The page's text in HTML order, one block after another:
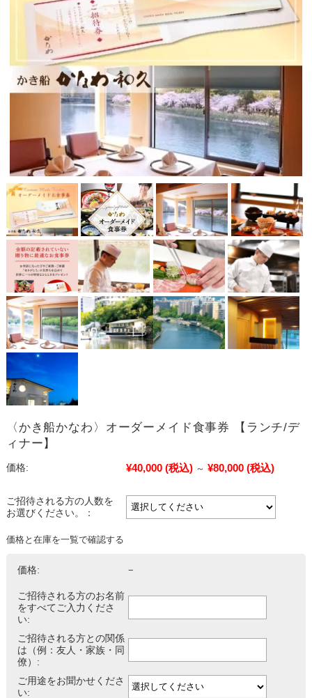
〈かき船かなわ〉オーダーメイド食事券 【ランチ/デ
ィナー】
価格: ¥40,000 (税込) ～ ¥80,000 (税込)
ご招待される方の人数を
お選びください。：
価格と在庫を一覧で確認する
価格: −
ご招待される方のお名前
をすべてご入力くださ
い:
ご招待される方との関係
は（例：友人・家族・同
僚）:
ご用途をお聞かせくださ
い: